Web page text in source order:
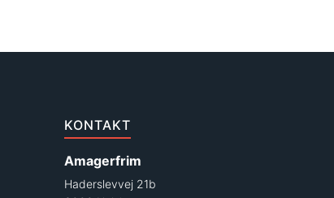
KONTAKT
Amagerfrim
Haderslevvej 21b